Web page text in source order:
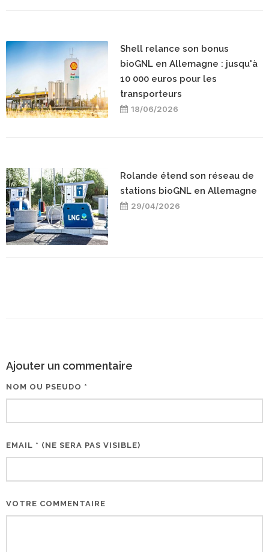
Shell relance son bonus
bioGNL en Allemagne : jusqu'à
10 000 euros pour les
transporteurs
18/06/2026
Rolande étend son réseau de
stations bioGNL en Allemagne
29/04/2026
Ajouter un commentaire
NOM OU PSEUDO *
EMAIL * (NE SERA PAS VISIBLE)
VOTRE COMMENTAIRE